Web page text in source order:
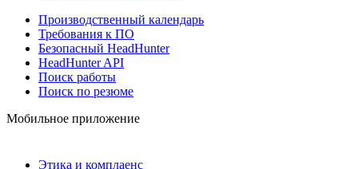
Производственный календарь
Требования к ПО
Безопасный HeadHunter
HeadHunter API
Поиск работы
Поиск по резюме
Мобильное приложение
Этика и комплаенс